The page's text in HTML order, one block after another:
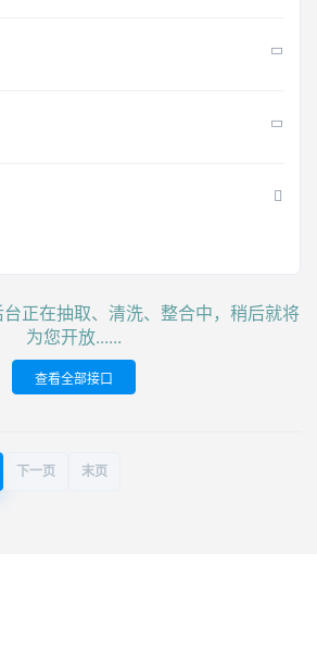
正在抽取、清洗、整合中，稍后就将
为您开放......
查看全部接口
下一页 末页